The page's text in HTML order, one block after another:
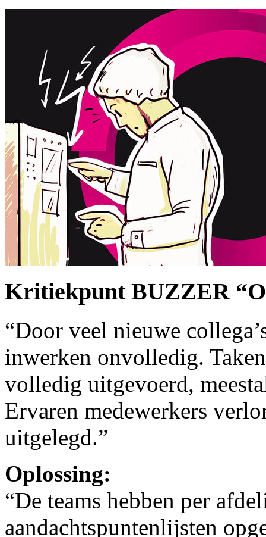
Kritiekpunt BUZZER
“Door veel nieuwe
inwerken onvolledig.
volledig uitgevoerd,
Ervaren medewerkers
uitgelegd.”
Oplossing:
“De teams hebben per
aandachtspuntenlijsten